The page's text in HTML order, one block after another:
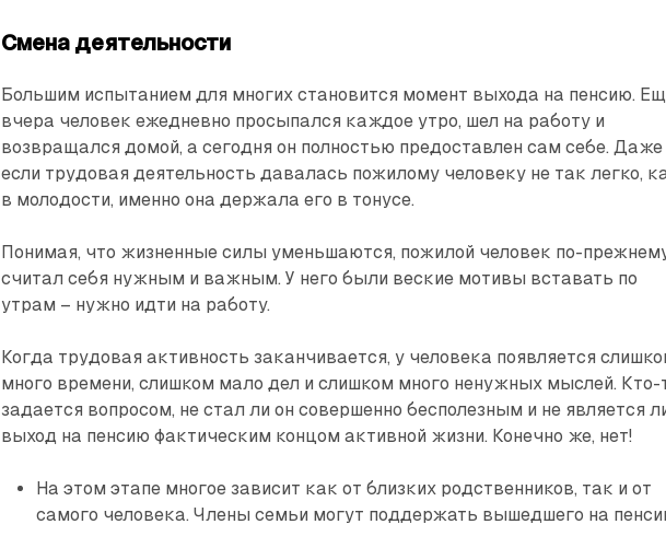
Смена деятельности
Большим испытанием для многих становится момент выхода на пенсию.
вчера человек ежедневно просыпался каждое утро, шел на работу и
возвращался домой, а сегодня он полностью предоставлен сам себе. Даже
если трудовая деятельность давалась пожилому человеку не так легко,
в молодости, именно она держала его в тонусе.
Понимая, что жизненные силы уменьшаются, пожилой человек по-
считал себя нужным и важным. У него были веские мотивы вставать по
утрам – нужно идти на работу.
Когда трудовая активность заканчивается, у человека появляется
много времени, слишком мало дел и слишком много ненужных мыслей. Кто-
задается вопросом, не стал ли он совершенно бесполезным и не является
выход на пенсию фактическим концом активной жизни. Конечно же, нет!
На этом этапе многое зависит как от близких родственников, так и от
самого человека. Члены семьи могут поддержать вышедшего на